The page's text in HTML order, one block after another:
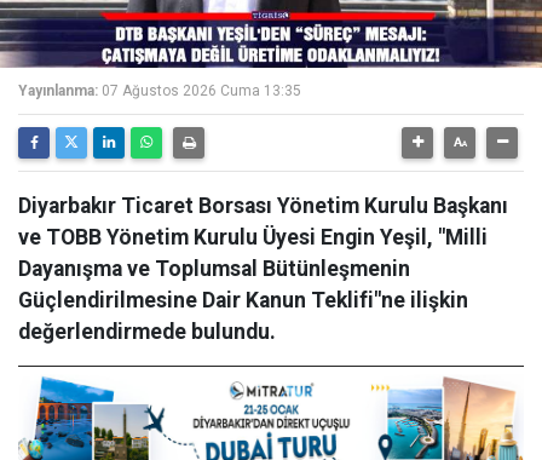
Yayınlanma: 07 Ağustos 2026 Cuma 13:35
Diyarbakır Ticaret Borsası Yönetim Kurulu Başkanı
ve TOBB Yönetim Kurulu Üyesi Engin Yeşil, "Milli
Dayanışma ve Toplumsal Bütünleşmenin
Güçlendirilmesine Dair Kanun Teklifi"ne ilişkin
değerlendirmede bulundu.